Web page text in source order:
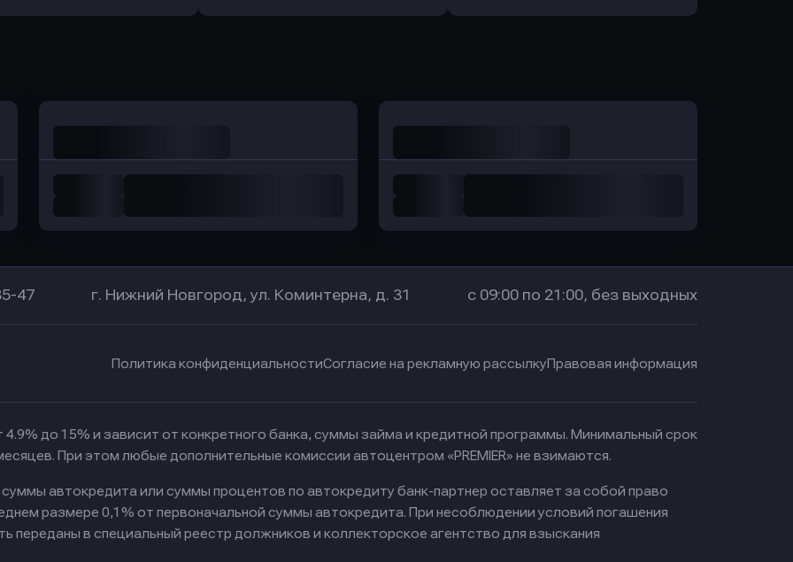
47 г. Нижний Новгород, ул. Коминтерна, д. 31 с 09:00 по 21:00, без выходных
Политика конфиденциальностиСогласие на рекламную рассылкуПравовая информация
4.9% до 15% и зависит от конкретного банка, суммы займа и кредитной программы. Минимальный срок
При этом любые дополнительные комиссии автоцентром «PREMIER» не взимаются.
автокредита или суммы процентов по автокредиту банк-партнер оставляет за собой право
размере 0,1% от первоначальной суммы автокредита. При несоблюдении условий погашения
переданы в специальный реестр должников и коллекторское агентство для взыскания